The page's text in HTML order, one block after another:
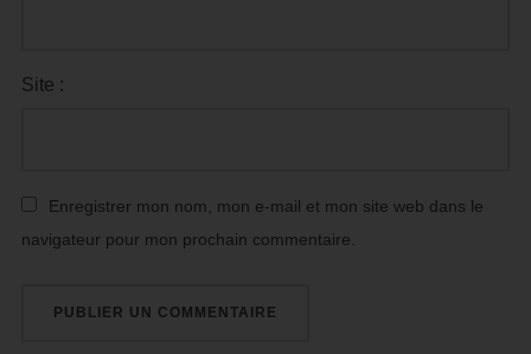
Site :
Enregistrer mon nom, mon e-mail et mon site web dans le
navigateur pour mon prochain commentaire.